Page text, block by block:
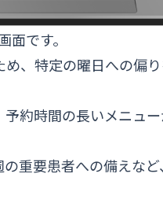
面です。
、特定の曜日への偏
約時間の長いメニュ
重要患者への備えな